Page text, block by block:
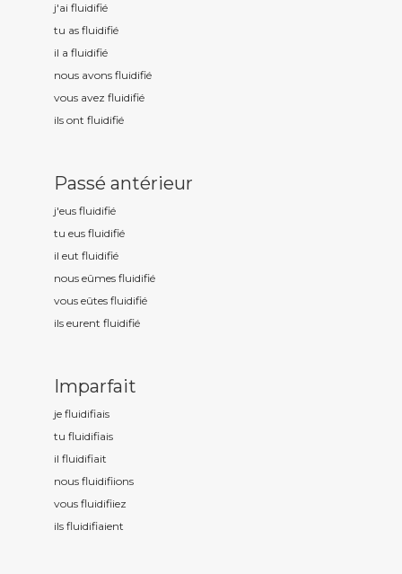
j'ai fluidifié
tu as fluidifié
il a fluidifié
nous avons fluidifié
vous avez fluidifié
ils ont fluidifié
Passé antérieur
j'eus fluidifié
tu eus fluidifié
il eut fluidifié
nous eûmes fluidifié
vous eûtes fluidifié
ils eurent fluidifié
Imparfait
je fluidifiais
tu fluidifiais
il fluidifiait
nous fluidifiions
vous fluidifiiez
ils fluidifiaient